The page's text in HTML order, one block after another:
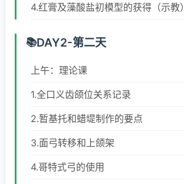
4.红膏及藻酸盐初模型的获得（示教）
DAY2-第二天
上午：理论课
1.全口义齿颌位关系记录
2.暂基托和蜡堤制作的要点
3.面弓转移和上颌架
4.哥特式弓的使用